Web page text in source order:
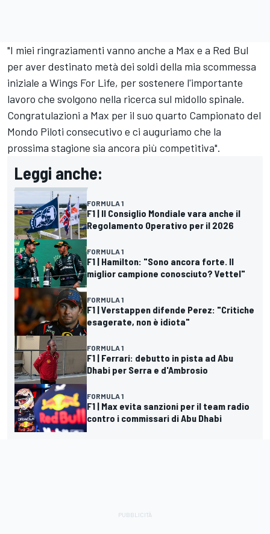
"I miei ringraziamenti vanno anche a Max e a Red Bul
per aver destinato metà dei soldi della mia scommessa
iniziale a Wings For Life, per sostenere l'importante
lavoro che svolgono nella ricerca sul midollo spinale.
Congratulazioni a Max per il suo quarto Campionato del
Mondo Piloti consecutivo e ci auguriamo che la
prossima stagione sia ancora più competitiva".
Leggi anche:
FORMULA 1
F1 | Il Consiglio Mondiale vara anche il
Regolamento Operativo per il 2026
FORMULA 1
F1 | Hamilton: "Sono ancora forte. Il
miglior campione conosciuto? Vettel"
FORMULA 1
F1 | Verstappen difende Perez: "Critiche
esagerate, non è idiota"
FORMULA 1
F1 | Ferrari: debutto in pista ad Abu
Dhabi per Serra e d'Ambrosio
FORMULA 1
F1 | Max evita sanzioni per il team radio
contro i commissari di Abu Dhabi